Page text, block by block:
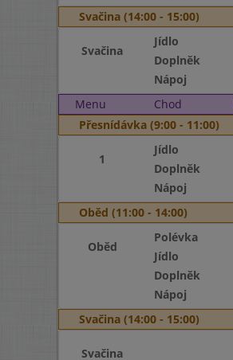
Svačina (14:00 - 15:00)
Svačina
Jídlo
Doplněk
Nápoj
Menu
Chod
Přesnídávka (9:00 - 11:00)
1
Jídlo
Doplněk
Nápoj
Oběd (11:00 - 14:00)
Oběd
Polévka
Jídlo
Doplněk
Nápoj
Svačina (14:00 - 15:00)
Svačina